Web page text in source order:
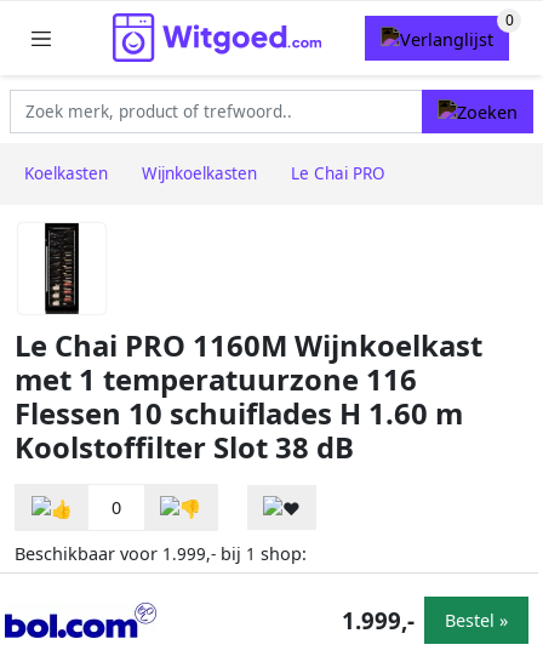
Koelkasten Wijnkoelkasten Le Chai PRO
Le Chai PRO 1160M Wijnkoelkast
met 1 temperatuurzone 116
Flessen 10 schuiflades H 1.60 m
Koolstoffilter Slot 38 dB
0
Beschikbaar voor 1.999,- bij 1 shop:
1.999,- Bestel »